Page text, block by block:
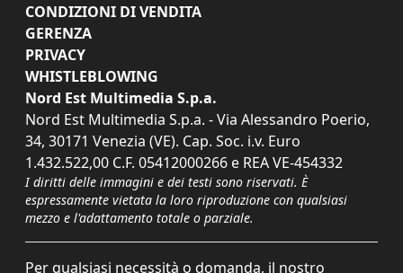
CONDIZIONI DI VENDITA
GERENZA
PRIVACY
WHISTLEBLOWING
Nord Est Multimedia S.p.a.
Nord Est Multimedia S.p.a. - Via Alessandro Poerio,
34, 30171 Venezia (VE). Cap. Soc. i.v. Euro
1.432.522,00 C.F. 05412000266 e REA VE-454332
I diritti delle immagini e dei testi sono riservati. È
espressamente vietata la loro riproduzione con qualsiasi
mezzo e l'adattamento totale o parziale.
Per qualsiasi necessità o domanda, il nostro